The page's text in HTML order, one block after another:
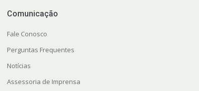
Comunicação
Fale Conosco
Perguntas Frequentes
Notícias
Assessoria de Imprensa